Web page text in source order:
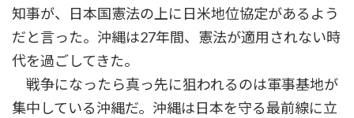
知事が、日本国憲法の上に日米地位協定があるよう
だと言った。沖縄は27年間、憲法が適用されない時
代を過ごしてきた。
戦争になったら真っ先に狙われるのは軍事基地が
集中している沖縄だ。沖縄は日本を守る最前線に立